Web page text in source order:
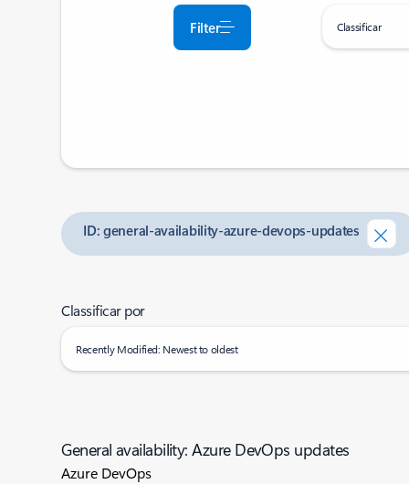
Filter Classificar
ID: general-availability-azure-devops-updates
Classificar por
Recently Modified: Newest to oldest
General availability: Azure DevOps updates
Azure DevOps